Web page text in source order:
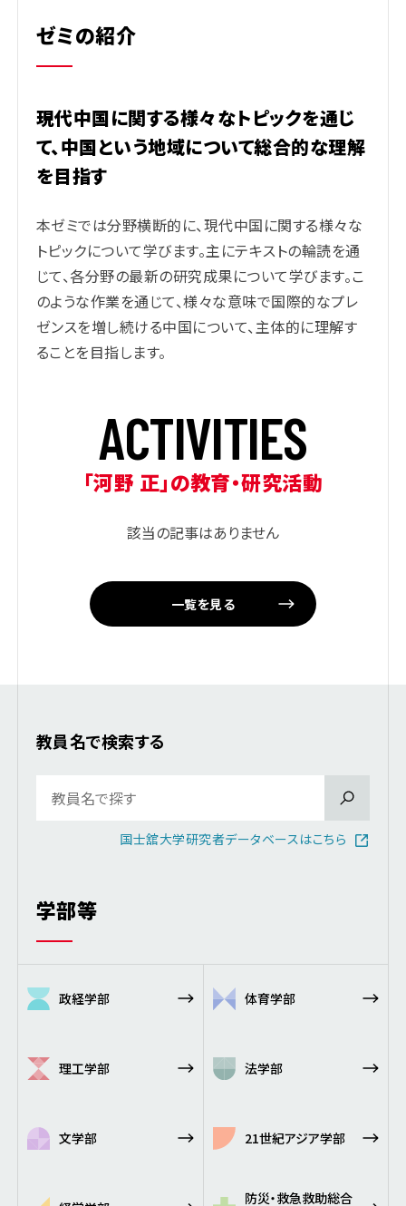
ゼミの紹介
現代中国に関する様々なトピックを通じ
て、中国という地域について総合的な理解
を目指す
本ゼミでは分野横断的に、現代中国に関する様々な
トピックについて学びます。主にテキストの輪読を通
じて、各分野の最新の研究成果について学びます。こ
のような作業を通じて、様々な意味で国際的なプレ
ゼンスを増し続ける中国について、主体的に理解す
ることを目指します。
ACTIVITIES
「河野 正」の教育・研究活動
該当の記事はありません
一覧を見る
教員名で検索する
国士舘大学研究者データベースはこちら
学部等
政経学部 体育学部
理工学部 法学部
文学部 21世紀アジア学部
防災・救急救助総合